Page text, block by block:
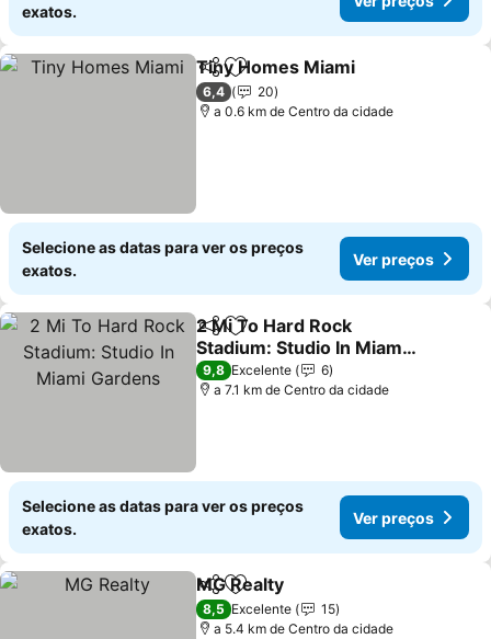
exatos.
PartilharAdicionar aos favoritos
Tiny Homes Miami
6,4
20
a 0.6 km de Centro da cidade
Selecione as datas para ver os preços
exatos.
Ver preços
PartilharAdicionar aos favoritos
2 Mi To Hard Rock
Stadium: Studio In Miami
Gardens
Ver preços
9,8 Excelente
6
a 7.1 km de Centro da cidade
Selecione as datas para ver os preços
exatos.
Ver preços
PartilharAdicionar aos favoritos
MG Realty
8,5 Excelente
15
a 5.4 km de Centro da cidade